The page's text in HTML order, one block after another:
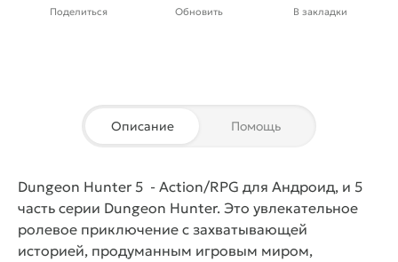
Поделиться Обновить В закладки
Описание Помощь
Dungeon Hunter 5 - Action/RPG для Андроид, и 5
часть серии Dungeon Hunter. Это увлекательное
ролевое приключение с захватывающей
историей, продуманным игровым миром,